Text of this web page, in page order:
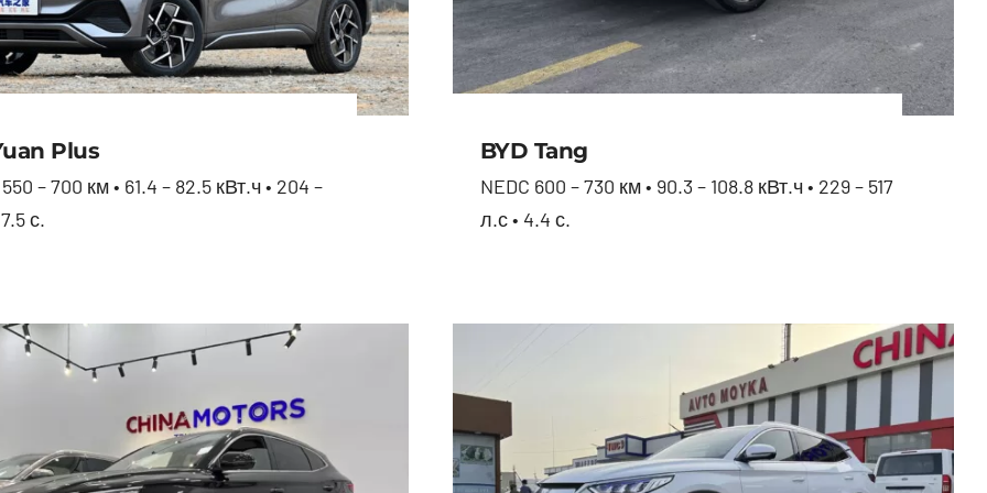
Plus
– 700 км • 61.4 – 82.5 кВт.ч • 204 –
с.
BYD Tang
NEDC 600 – 730 км • 90.3 – 108.8 кВт.ч • 229 – 517
л.с • 4.4 с.